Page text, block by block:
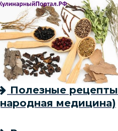
Полезные рецепты
медицина)